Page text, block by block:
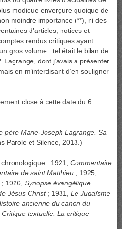
modique envergure quoique de
moindre importance (**), ni des
d’articles, notices et
rendus critiques ayant
gros volume : tel était le bilan de
Lagrange, dont j’avais à présenter
en m’interdisant d’en souligner
close à cette date du 6
père Marie-Joseph Lagrange. Sa
Parole et Silence, 2013.)
: 1921, Commentaire
de saint Matthieu ; 1925,
; 1926, Synopse évangélique
Jésus Christ; 1931, Le Judaïsme
ancienne du canon du
Critique textuelle. La critique